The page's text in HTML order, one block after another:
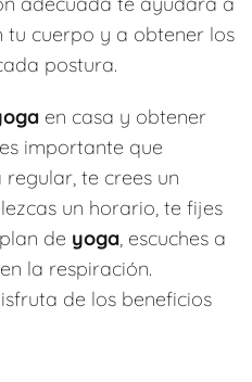
cuerpo y a obtener los
postura.
en casa y obtener
importante que
te crees un
un horario, te fijes
de yoga, escuches a
la respiración.
de los beneficios